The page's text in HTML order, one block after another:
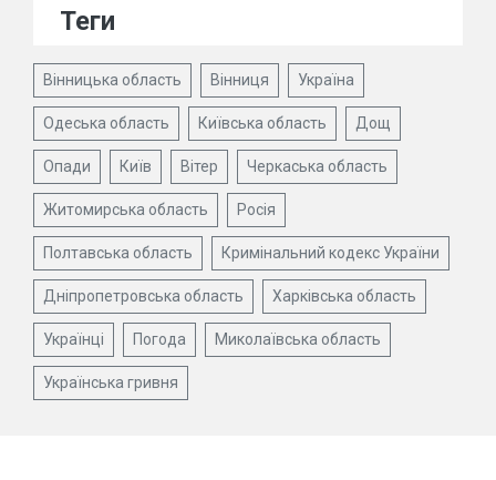
Теги
Вінницька область Вінниця Україна
Одеська область Київська область Дощ
Опади Київ Вітер Черкаська область
Житомирська область Росія
Полтавська область Кримінальний кодекс України
Дніпропетровська область Харківська область
Українці Погода Миколаївська область
Українська гривня